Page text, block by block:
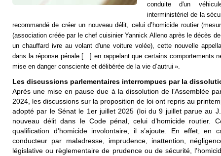
conduite d'un
interministériel de la
recommandé de créer un nouveau délit, celui d’homicide routier
(association créée par le chef cuisinier Yannick Alleno après le décès
un chauffard ivre au volant d'une voiture volée), cette nouvelle
dans la réponse pénale […] en rappelant que certains comportements
mise en danger consciente et délibérée de la vie d’autrui ».
Les discussions parlementaires interrompues par la
Après une mise en pause due à la dissolution de l’Assemblée
2024, les discussions sur la proposition de loi ont repris au
adopté par le Sénat le 1er juillet 2025 (loi du 9 juillet parue au
nouveau délit dans le Code pénal, celui d’homicide routier.
qualification d’homicide involontaire, il s’ajoute. En effet, en
conducteur par maladresse, imprudence, inattention,
législative ou règlementaire de prudence ou de sécurité,